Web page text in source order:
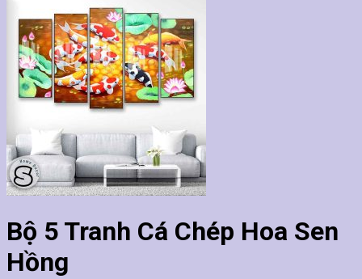
Bộ 5 Tranh Cá Chép Hoa Sen
Hồng